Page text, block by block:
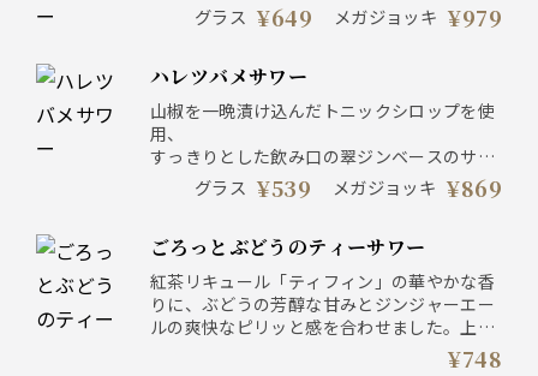
グラス ¥649 メガジョッキ ¥979
ハレツバメサワー
山椒を一晩漬け込んだトニックシロップを使
用、
すっきりとした飲み口の翠ジンベースのサワ
ーです。グラス ¥539 メガジョッキ ¥869
ごろっとぶどうのティーサワー
紅茶リキュール「ティフィン」の華やかな香
りに、ぶどうの芳醇な甘みとジンジャーエー
ルの爽快なピリッと感を合わせました。上品
でフルーティーな香りをお愉しみください。
¥748